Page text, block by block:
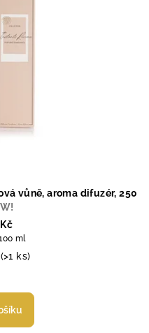
vůně, aroma difuzér, 250
ml
(>1 ks)